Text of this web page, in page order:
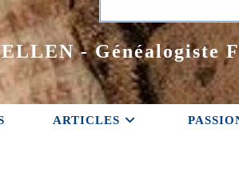
- Généalogiste
ARTICLES